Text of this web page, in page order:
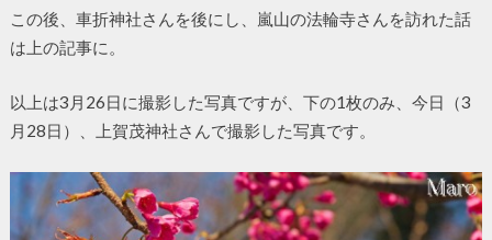
この後、車折神社さんを後にし、嵐山の法輪寺さんを訪れた話
は上の記事に。
以上は3月26日に撮影した写真ですが、下の1枚のみ、今日（3
月28日）、上賀茂神社さんで撮影した写真です。